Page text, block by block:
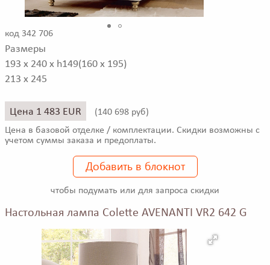
код 342 706
Размеры
193 x 240 x h149(160 x 195)
213 x 245
Цена 1 483 EUR (140 698 руб)
Цена в базовой отделке / комплектации. Скидки возможны с
учетом суммы заказа и предоплаты.
Добавить в блокнот
чтобы подумать или для запроса скидки
Настольная лампа Colette AVENANTI VR2 642 G